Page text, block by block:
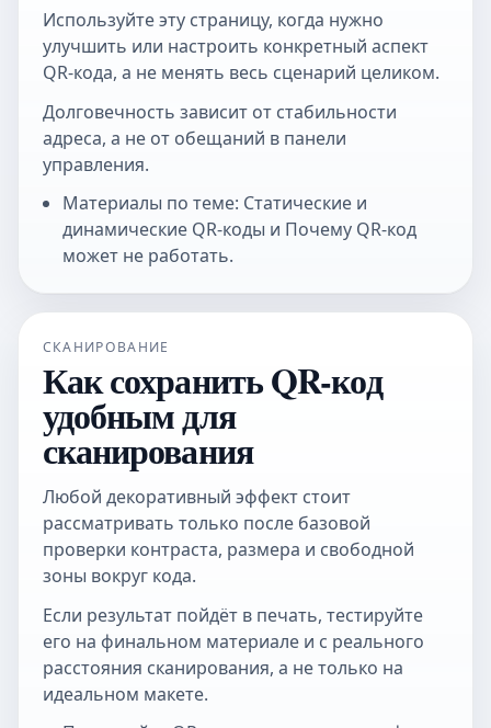
Используйте эту страницу, когда нужно
улучшить или настроить конкретный аспект
QR-кода, а не менять весь сценарий целиком.
Долговечность зависит от стабильности
адреса, а не от обещаний в панели
управления.
Материалы по теме: Статические и
динамические QR-коды и Почему QR-код
может не работать.
СКАНИРОВАНИЕ
Как сохранить QR-код
удобным для
сканирования
Любой декоративный эффект стоит
рассматривать только после базовой
проверки контраста, размера и свободной
зоны вокруг кода.
Если результат пойдёт в печать, тестируйте
его на финальном материале и с реального
расстояния сканирования, а не только на
идеальном макете.